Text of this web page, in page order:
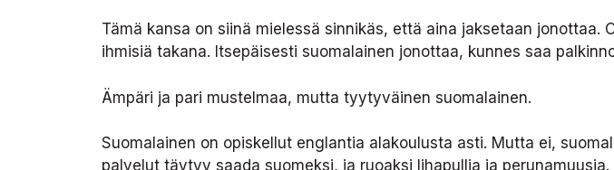
Tämä kansa on siinä mielessä sinnikäs, että aina jaksetaan jonottaa.
ihmisiä takana. Itsepäisesti suomalainen jonottaa, kunnes saa
Ämpäri ja pari mustelmaa, mutta tyytyväinen suomalainen.
Suomalainen on opiskellut englantia alakoulusta asti. Mutta ei,
palvelut täytyy saada suomeksi, ja ruoaksi lihapullia ja